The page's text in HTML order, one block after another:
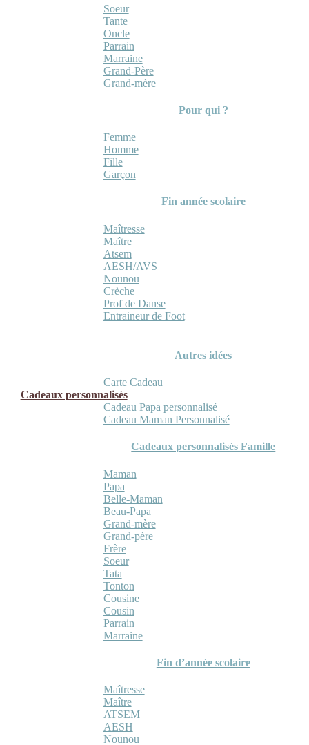
Soeur
Tante
Oncle
Parrain
Marraine
Grand-Père
Grand-mère
Pour qui ?
Femme
Homme
Fille
Garçon
Fin année scolaire
Maîtresse
Maître
Atsem
AESH/AVS
Nounou
Crèche
Prof de Danse
Entraineur de Foot
Autres idées
Carte Cadeau
Cadeaux personnalisés
Cadeau Papa personnalisé
Cadeau Maman Personnalisé
Cadeaux personnalisés Famille
Maman
Papa
Belle-Maman
Beau-Papa
Grand-mère
Grand-père
Frère
Soeur
Tata
Tonton
Cousine
Cousin
Parrain
Marraine
Fin d’année scolaire
Maîtresse
Maître
ATSEM
AESH
Nounou